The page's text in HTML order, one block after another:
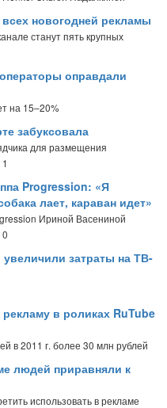
новогодней рекламы
станут пять крупных
оправдали
на 15–20%
забуксовала
для размещения
Progression: «Я
лает, караван идет»
Ириной Васениной
затраты на ТВ-
в роликах RuTube
в 2011 г. более 30 млн рублей
людей приравняли к
использовать в рекламе